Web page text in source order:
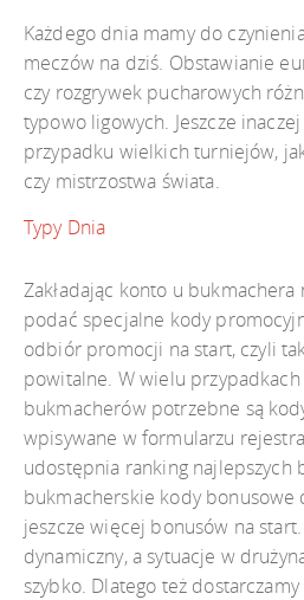
Każdego dnia mamy do
meczów na dziś. Obstawianie
czy rozgrywek pucharowych
typowo ligowych. Jeszcze
przypadku wielkich turniejów,
czy mistrzostwa świata.
Typy Dnia
Zakładając konto u
podać specjalne kody
odbiór promocji na start, czyli
powitalne. W wielu
bukmacherów potrzebne są
wpisywane w formularzu
udostępnia ranking najlepszych
bukmacherskie kody bonusowe
jeszcze więcej bonusów na
dynamiczny, a sytuacje w
szybko. Dlatego też